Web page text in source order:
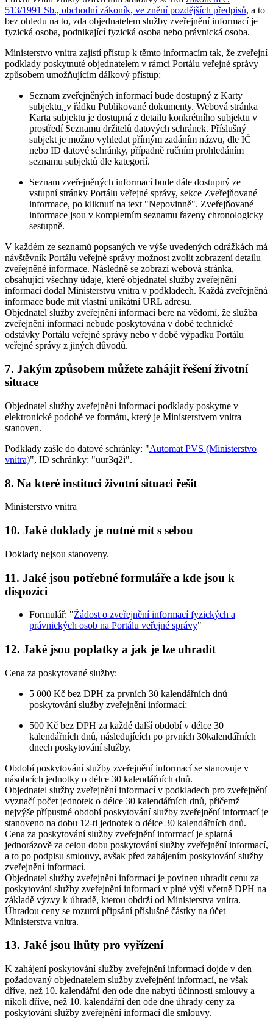
513/1991 Sb., obchodní zákoník, ve znění pozdějších předpisů, a to
bez ohledu na to, zda objednatelem služby zveřejnění informací je
fyzická osoba, podnikající fyzická osoba nebo právnická osoba.
Ministerstvo vnitra zajistí přístup k těmto informacím tak, že zveřejní
podklady poskytnuté objednatelem v rámci Portálu veřejné správy
způsobem umožňujícím dálkový přístup:
Seznam zveřejněných informací bude dostupný z Karty
subjektu, v řádku Publikované dokumenty. Webová stránka
Karta subjektu je dostupná z detailu konkrétního subjektu v
prostředí Seznamu držitelů datových schránek. Příslušný
subjekt je možno vyhledat přímým zadáním názvu, dle IČ
nebo ID datové schránky, případně ručním prohledáním
seznamu subjektů dle kategorií.
Seznam zveřejněných informací bude dále dostupný ze
vstupní stránky Portálu veřejné správy, sekce Zveřejňované
informace, po kliknutí na text "Nepovinně". Zveřejňované
informace jsou v kompletním seznamu řazeny chronologicky
sestupně.
V každém ze seznamů popsaných ve výše uvedených odrážkách má
návštěvník Portálu veřejné správy možnost zvolit zobrazení detailu
zveřejněné informace. Následně se zobrazí webová stránka,
obsahující všechny údaje, které objednatel služby zveřejnění
informací dodal Ministerstvu vnitra v podkladech. Každá zveřejněná
informace bude mít vlastní unikátní URL adresu.
Objednatel služby zveřejnění informací bere na vědomí, že služba
zveřejnění informací nebude poskytována v době technické
odstávky Portálu veřejné správy nebo v době výpadku Portálu
veřejné správy z jiných důvodů.
7. Jakým způsobem můžete zahájit řešení životní
situace
Objednatel služby zveřejnění informací podklady poskytne v
elektronické podobě ve formátu, který je Ministerstvem vnitra
stanoven.
Podklady zašle do datové schránky: "Automat PVS (Ministerstvo
vnitra)", ID schránky: "uur3q2i".
8. Na které instituci životní situaci řešit
Ministerstvo vnitra
10. Jaké doklady je nutné mít s sebou
Doklady nejsou stanoveny.
11. Jaké jsou potřebné formuláře a kde jsou k
dispozici
Formulář: "Žádost o zveřejnění informací fyzických a
právnických osob na Portálu veřejné správy"
12. Jaké jsou poplatky a jak je lze uhradit
Cena za poskytované služby:
5 000 Kč bez DPH za prvních 30 kalendářních dnů
poskytování služby zveřejnění informací;
500 Kč bez DPH za každé další období v délce 30
kalendářních dnů, následujících po prvních 30kalendářních
dnech poskytování služby.
Období poskytování služby zveřejnění informací se stanovuje v
násobcích jednotky o délce 30 kalendářních dnů.
Objednatel služby zveřejnění informací v podkladech pro zveřejnění
vyznačí počet jednotek o délce 30 kalendářních dnů, přičemž
nejvýše přípustné období poskytování služby zveřejnění informací je
stanoveno na dobu 12-ti jednotek o délce 30 kalendářních dnů.
Cena za poskytování služby zveřejnění informací je splatná
jednorázově za celou dobu poskytování služby zveřejnění informací,
a to po podpisu smlouvy, avšak před zahájením poskytování služby
zveřejnění informací.
Objednatel služby zveřejnění informací je povinen uhradit cenu za
poskytování služby zveřejnění informací v plné výši včetně DPH na
základě výzvy k úhradě, kterou obdrží od Ministerstva vnitra.
Úhradou ceny se rozumí připsání příslušné částky na účet
Ministerstva vnitra.
13. Jaké jsou lhůty pro vyřízení
K zahájení poskytování služby zveřejnění informací dojde v den
požadovaný objednatelem služby zveřejnění informací, ne však
dříve, než 10. kalendářní den ode dne nabytí účinnosti smlouvy a
nikoli dříve, než 10. kalendářní den ode dne úhrady ceny za
poskytování služby zveřejnění informací dle smlouvy.